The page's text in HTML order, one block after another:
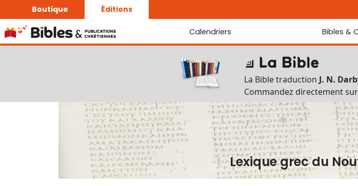
Boutique Éditions
Calendriers
La Bonne Semence
Le Seigneur est proche
Bibles &
Bibles
Traduction J. N.
Traduction J. N.
Ancien Testament
Nouveau Testament
Outils
Lexique grec du
Téléchargements
La Bible traduction J. N.
Commandez directement
Lexique grec du